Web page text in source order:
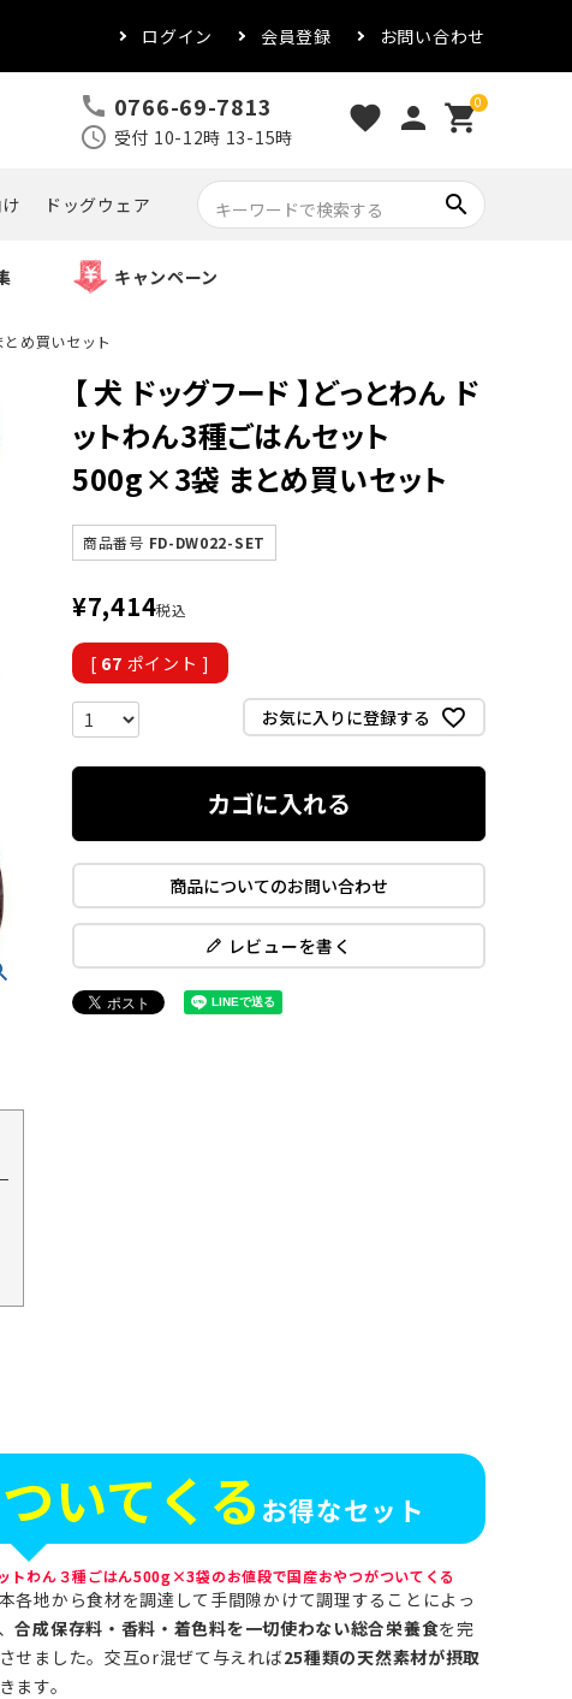
ログイン 会員登録 お問い合わせ
call 0766-69-7813
schedule 受付 10-12時 13-15時
favorite person 0
shopping_cart
ドッグウェア search
キャンペーン
め買いセット
【 犬 ドッグフード 】どっとわん ド
ットわん3種ごはんセット
500g×3袋 まとめ買いセット
商品番号 FD-DW022-SET
¥7,414税込
[ 67 ポイント ]
お気に入りに登録する
カゴに入れる
商品についてのお問い合わせ
レビューを書く
いてくる お得なセット
トわん３種ごはん500g×3袋のお値段で国産おやつがついてくる
各地から食材を調達して手間隙かけて調理することによっ
合成保存料・香料・着色料を一切使わない総合栄養食を完
せました。交互or混ぜて与えれば25種類の天然素材が摂取
ます。